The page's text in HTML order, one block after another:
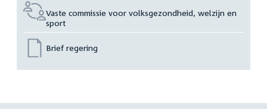
Vaste commissie voor volksgezondheid, welzijn en
sport
Brief regering